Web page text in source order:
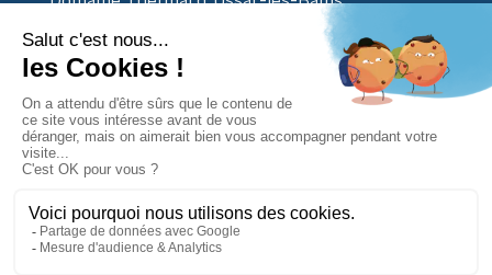
09400 Ornolac Ussat-les-Bains
Tél. 05 61 02 20 20
Contactez-nous
Plan du site | Mentions légales
Réalisé par Attraptemps 2019